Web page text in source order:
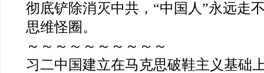
彻底铲除消灭中共， “中国人 ”永远走
思维怪圈。
～～～～～～～～～～
习二中国建立在马克思破鞋主义基础